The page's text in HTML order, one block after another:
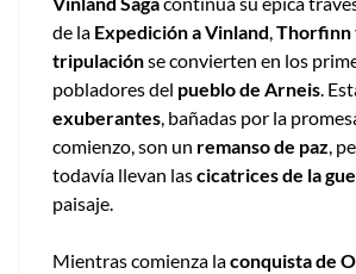
de la Expedición a Vinland,Thorfinn
tripulaciónse convierten en los
pobladores del pueblo de Arneis.
exuberantes, bañadas por la
comienzo, son un remanso de paz,
todavía llevan lascicatrices de la
paisaje.
Mientras comienza laconquista de